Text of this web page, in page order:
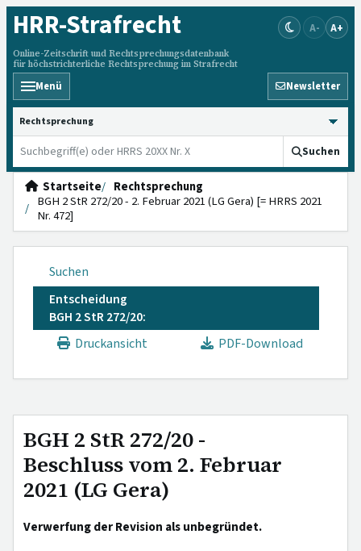
HRR-Strafrecht
Online-Zeitschrift und Rechtsprechungsdatenbank
für höchstrichterliche Rechtsprechung im Strafrecht
A- A+
Menü Newsletter
HRRS durchsuchen
Suchen
Startseite
Rechtsprechung
BGH 2 StR 272/20 - 2. Februar 2021 (LG Gera) [= HRRS 2021
Nr. 472]
Suchen
Entscheidung
BGH 2 StR 272/20:
Druckansicht
PDF-Download
BGH 2 StR 272/20 -
Beschluss vom 2. Februar
2021 (LG Gera)
Verwerfung der Revision als unbegründet.